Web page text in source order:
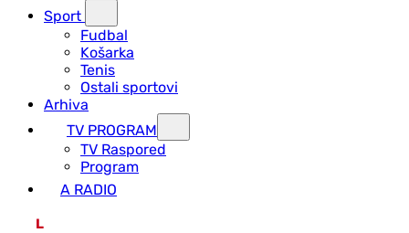
Sport
Fudbal
Košarka
Tenis
Ostali sportovi
Arhiva
TV PROGRAM
ТV Raspored
Program
A RADIO
L